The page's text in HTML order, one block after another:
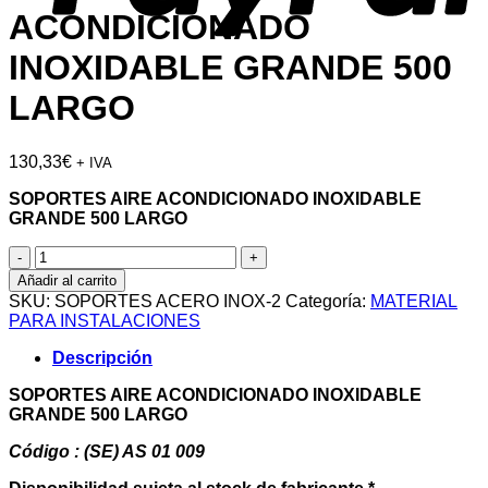
ACONDICIONADO
INOXIDABLE GRANDE 500
LARGO
130,33€ + IVA
SOPORTES AIRE ACONDICIONADO INOXIDABLE
GRANDE 500 LARGO
SOPORTES
AIRE
ACONDICIONADO
INOXIDABLE
GRANDE
500
LARGO
cantidad
Añadir al carrito
SKU: SOPORTES ACERO INOX-2 Categoría: MATERIAL
PARA INSTALACIONES
Descripción
SOPORTES AIRE ACONDICIONADO INOXIDABLE
GRANDE 500 LARGO
Código : (SE) AS 01 009